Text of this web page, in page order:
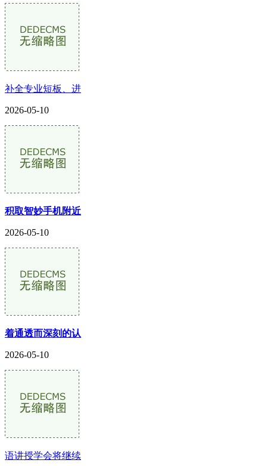
补全专业短板、进
2026-05-10
积取智妙手机附近
2026-05-10
着通透而深刻的认
2026-05-10
语讲授学会将继续